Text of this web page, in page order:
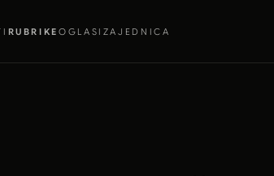
RUBRIKE OGLASI ZAJEDNICA